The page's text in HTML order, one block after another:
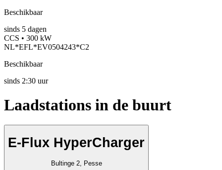
Beschikbaar
sinds 5 dagen
CCS • 300 kW
NL*EFL*EV0504243*C2
Beschikbaar
sinds 2:30 uur
Laadstations in de buurt
E-Flux HyperCharger
Bultinge 2, Pesse